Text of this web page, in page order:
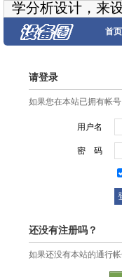
学分析设计，来
首页
请登录
如果您在本站已拥有帐
用户名
密 码
还没有注册吗？
如果还没有本站的通行